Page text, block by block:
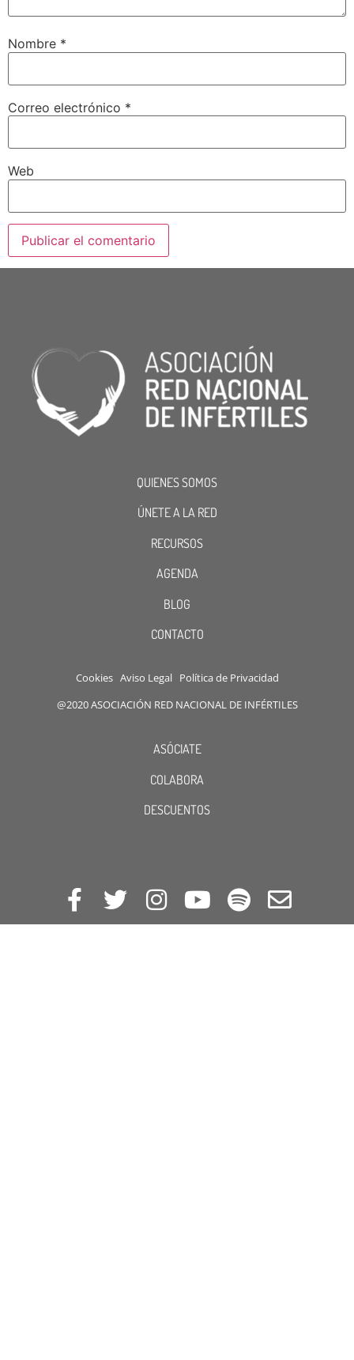
Nombre *
Correo electrónico *
Web
QUIENES SOMOS
ÚNETE A LA RED
RECURSOS
AGENDA
BLOG
CONTACTO
Cookies Aviso Legal Política de Privacidad
@2020 ASOCIACIÓN RED NACIONAL DE INFÉRTILES
ASÓCIATE
COLABORA
DESCUENTOS